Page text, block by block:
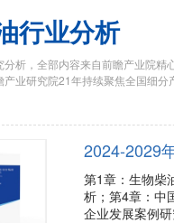
行业分析
分析，全部内容来自前瞻产业院
业研究院21年持续聚焦全国细
2024-2029
第1章：生物柴
析；第4章：中
企业发展案例